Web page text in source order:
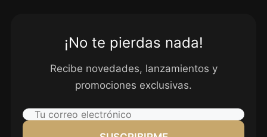
¡No te pierdas nada!
Recibe novedades, lanzamientos y
promociones exclusivas.